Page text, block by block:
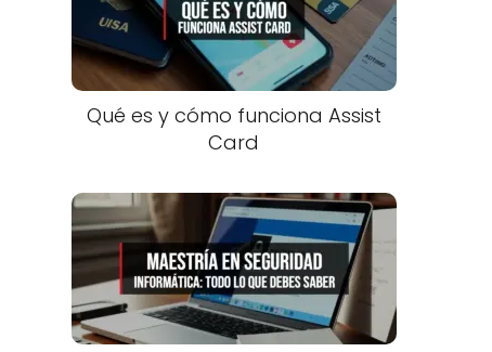
Qué es y cómo funciona Assist
Card